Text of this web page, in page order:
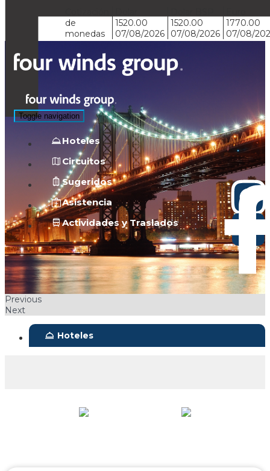
de
monedas
1520.00
07/08/2026
1520.00
07/08/2026
1770.00
07/08/
Toggle navigation
Hoteles
Circuitos
Sugeridos
Asistencia
Actividades y Traslados
Previous
Next
room_service Hoteles